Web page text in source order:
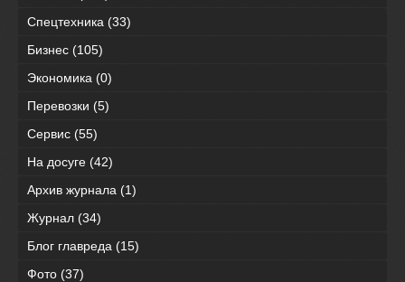
Спецтехника (33)
Бизнес (105)
Экономика (0)
Перевозки (5)
Сервис (55)
На досуге (42)
Архив журнала (1)
Журнал (34)
Блог главреда (15)
Фото (37)